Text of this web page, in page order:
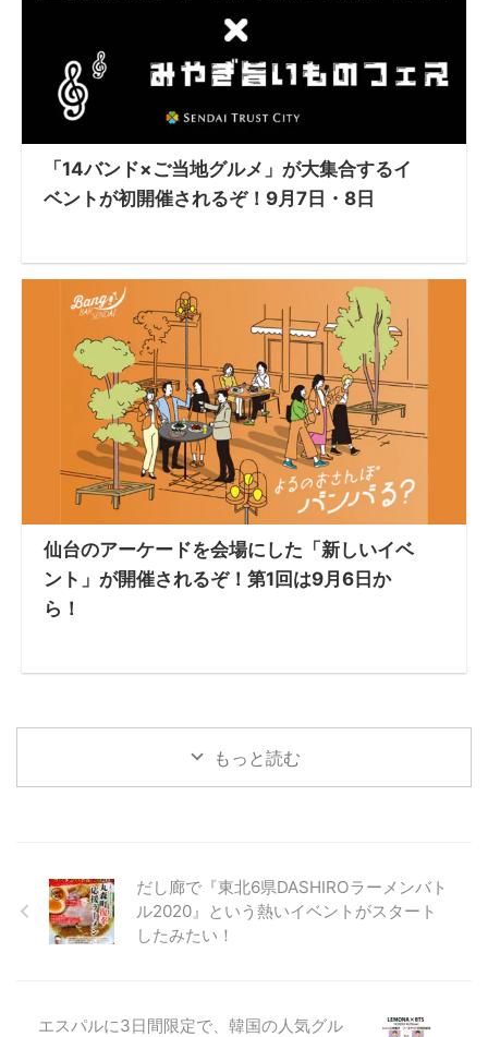
「14バンド×ご当地グルメ」が大集合するイ
ベントが初開催されるぞ！9月7日・8日
仙台のアーケードを会場にした「新しいイベ
ント」が開催されるぞ！第1回は9月6日か
ら！
もっと読む
だし廊で『東北6県DASHIROラーメンバト
ル2020』という熱いイベントがスタート
したみたい！
エスパルに3日間限定で、韓国の人気グル